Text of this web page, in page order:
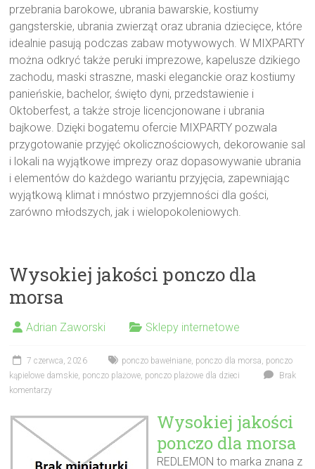
przebrania barokowe, ubrania bawarskie, kostiumy
gangsterskie, ubrania zwierząt oraz ubrania dziecięce, które
idealnie pasują podczas zabaw motywowych. W MIXPARTY
można odkryć także peruki imprezowe, kapelusze dzikiego
zachodu, maski straszne, maski eleganckie oraz kostiumy
panieńskie, bachelor, święto dyni, przedstawienie i
Oktoberfest, a także stroje licencjonowane i ubrania
bajkowe. Dzięki bogatemu ofercie MIXPARTY pozwala
przygotowanie przyjęć okolicznościowych, dekorowanie sal
i lokali na wyjątkowe imprezy oraz dopasowywanie ubrania
i elementów do każdego wariantu przyjęcia, zapewniając
wyjątkową klimat i mnóstwo przyjemności dla gości,
zarówno młodszych, jak i wielopokoleniowych.
Wysokiej jakości ponczo dla
morsa
Adrian Zaworski Sklepy internetowe
7 czerwca, 2026 ponczo bawełniane, ponczo dla morsa, ponczo
kąpielowe damskie, ponczo plażowe, ponczo plażowe dla dzieci
Brak
komentarzy
Wysokiej jakości
ponczo dla morsa
REDLEMON to marka znana z